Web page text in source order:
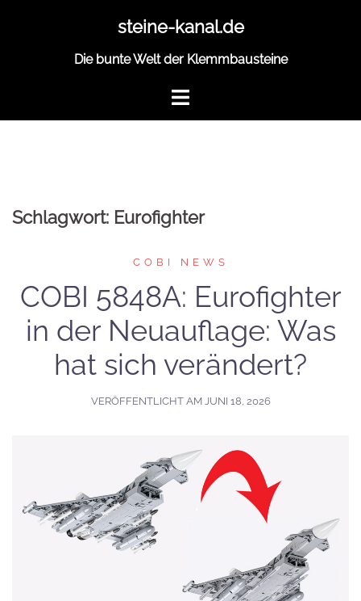
steine-kanal.de
Die bunte Welt der Klemmbausteine
Schlagwort: Eurofighter
COBI NEWS
COBI 5848A: Eurofighter
in der Neuauflage: Was
hat sich verändert?
VERÖFFENTLICHT AM JUNI 18, 2026